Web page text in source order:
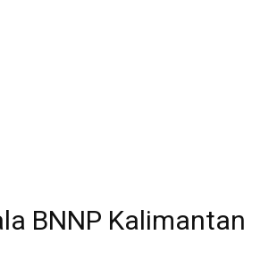
BNNP Kalimantan